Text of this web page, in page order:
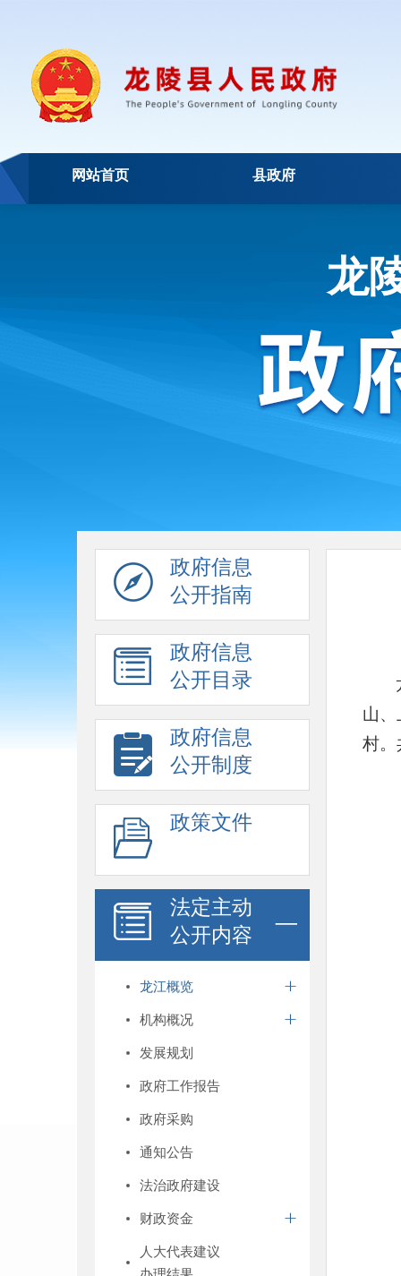
网站首页 县政府
龙
政府信息
公开指南
政府信息
公开目录
政府信息
公开制度
政策文件
法定主动
公开内容
龙江概览
机构概况
发展规划
政府工作报告
政府采购
通知公告
法治政府建设
财政资金
人大代表建议
山
村。